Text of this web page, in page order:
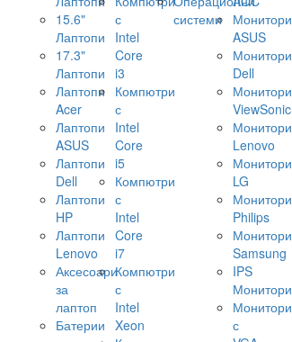
15.6"
Лаптопи
17.3"
Лаптопи
Лаптопи
Acer
Лаптопи
ASUS
Лаптопи
Dell
Лаптопи
HP
Лаптопи
Lenovo
Аксесоари
за
лаптоп
Батерии
с
Intel
Core
i3
Компютри
с
Intel
Core
i5
Компютри
с
Intel
Core
i7
Компютри
с
Intel
Xeon
системи
Монитори
ASUS
Монитори
Dell
Монитори
ViewSonic
Монитори
Lenovo
Монитори
LG
Монитори
Philips
Монитори
Samsung
IPS
Монитори
Монитори
с